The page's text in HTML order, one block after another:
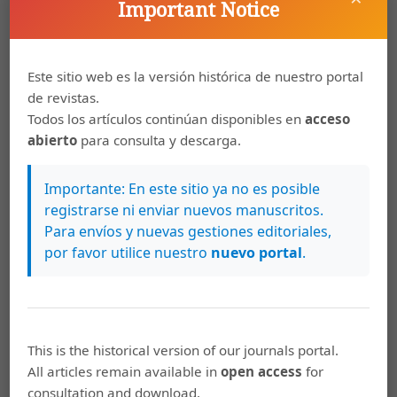
Palabras clave
diferencial de selección ganancia genética teca
Tectona grandis
differential teak Tectona grandis
Cómo citar
Vallejos, J., Badilla, Y., Picado, F., & Murillo, O. (2009).
Metodología para la selección e incorporación de árboles plus
en programas de mejoramiento genético forestal.Agronomía
Important Notice
Este sitio web es la versión histórica de nuestro portal
de revistas.
Todos los artículos continúan disponibles enacceso
abierto para consulta y descarga.
Importante: En este sitio ya no es posible
registrarse ni enviar nuevos manuscritos.
Para envíos y nuevas gestiones editoriales,
por favor utilice nuestro nuevo portal.
This is the historical version of our journals portal.
All articles remain available inopen access for
consultation and download.